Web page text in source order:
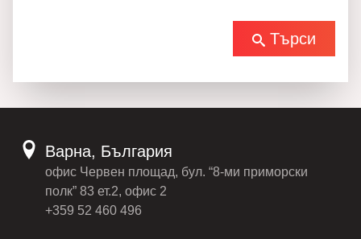
Търси
Варна, България
офис Червен площад, бул. “8-ми приморски
полк” 83 ет.2, офис 2
+359 52 460 496